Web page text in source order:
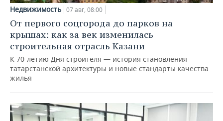
Недвижимость 07 авг, 08:00
От первого соцгорода до парков на
крышах: как за век изменилась
строительная отрасль Казани
К 70-летию Дня строителя — история становления
татарстанской архитектуры и новые стандарты качества
жилья